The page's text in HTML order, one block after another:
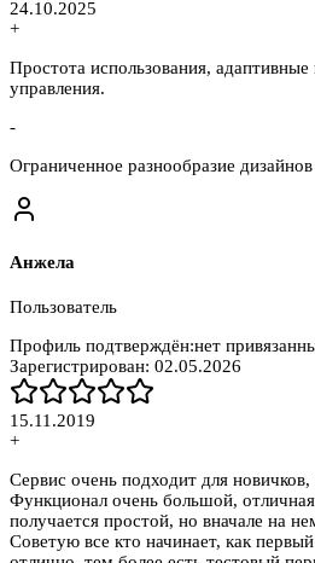
24.10.2025
+
Простота использования,
управления.
-
Ограниченное разнообразие
Анжела
Пользователь
Профиль подтверждён:нет
Зарегистрирован: 02.05.2026
15.11.2019
+
Сервис очень подходит для
Функционал очень большой,
получается простой, но вначале на
Советую все кто начинает, как